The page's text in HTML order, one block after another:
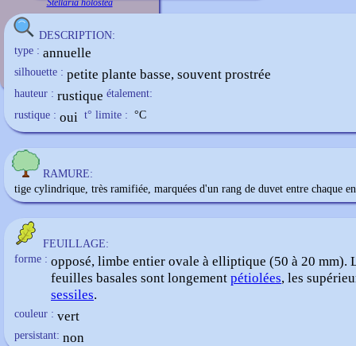
Stellaria holostea
DESCRIPTION:
type : annuelle
silhouette : petite plante basse, souvent prostrée
hauteur : rustique étalement:
rustique : oui t° limite : °C
RAMURE:
tige cylindrique, très ramifiée, marquées d'un rang de duvet entre chaque
FEUILLAGE:
forme : opposé, limbe entier ovale à elliptique (50 à 20 mm).
feuilles basales sont longement pétiolées, les
sessiles.
couleur : vert
persistant: non